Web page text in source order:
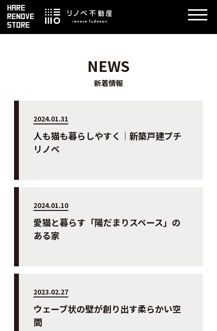
NEWS
新着情報
2024.01.31
人も猫も暮らしやすく｜新築戸建プチ
リノベ
2024.01.10
愛猫と暮らす「陽だまりスペース」の
ある家
2023.02.27
ウェーブ状の壁が創り出す柔らかい空
間